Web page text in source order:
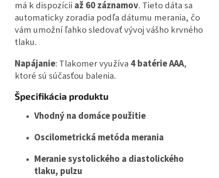
má k dispozícii až 60 záznamov. Tieto dáta sa
automaticky zoradia podľa dátumu merania, čo
vám umožní ľahko sledovať vývoj vášho krvného
tlaku.
Napájanie: Tlakomer využíva 4 batérie AAA,
ktoré sú súčasťou balenia.
Špecifikácia produktu
Vhodný na domáce použitie
Oscilometrická metóda merania
Meranie systolického a diastolického
tlaku, pulzu